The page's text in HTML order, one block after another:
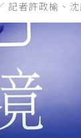
記者許政榆、